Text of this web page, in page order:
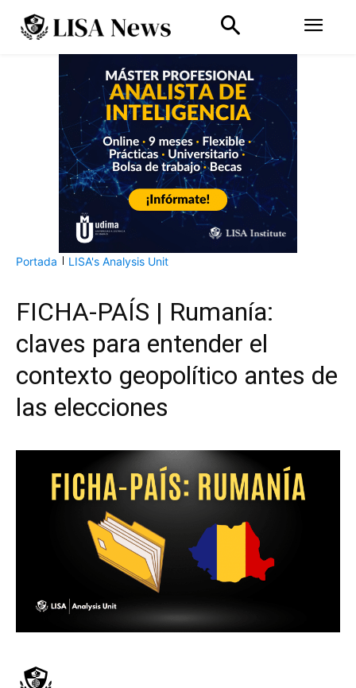
Portada LISA's Analysis Unit
FICHA-PAÍS | Rumanía:
claves para entender el
contexto geopolítico antes de
las elecciones